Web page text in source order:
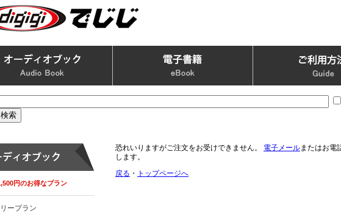
円のお得なプラン
ープラン
恐れいりますがご注文をお受けできません。 電子メールまたはお電
します。
戻る ・ トップページへ